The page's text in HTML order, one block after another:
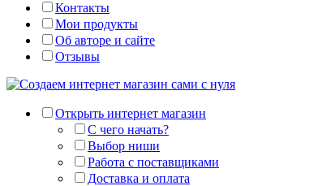
Контакты
Мои продукты
Об авторе и сайте
Отзывы
Открыть интернет магазин
С чего начать?
Выбор ниши
Работа с поставщиками
Доставка и оплата